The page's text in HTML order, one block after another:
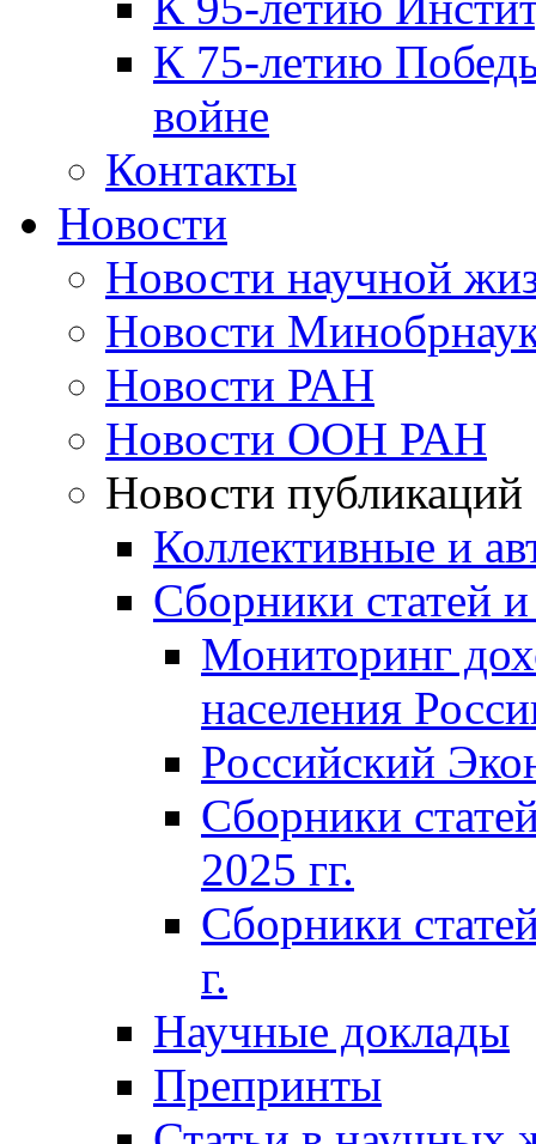
К 75-летию
войне
Контакты
Новости
Новости научной
Новости
Новости РАН
Новости ООН РАН
Новости публикаций
Коллективные и
Сборники статей
Мониторинг
населения
Российский
Сборники
2025 гг.
Сборники
г.
Научные доклады
Препринты